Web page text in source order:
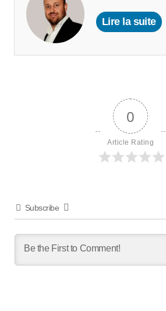
Lire la suite
0
Article Rating
Subscribe